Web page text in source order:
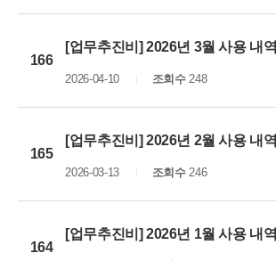
166
[업무추진비] 2026년 3월 사용 내역
2026-04-10 조회수248
165
[업무추진비] 2026년 2월 사용 내역
2026-03-13 조회수246
164
[업무추진비] 2026년 1월 사용 내역